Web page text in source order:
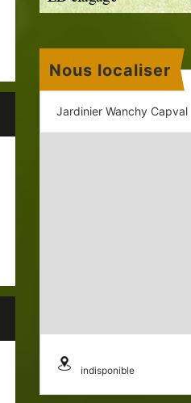
Nous localiser
Jardinier Wanchy Capval
indisponible